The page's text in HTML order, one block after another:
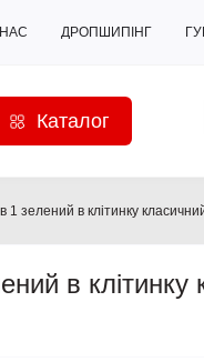
ДРОПШИПІНГ
Каталог
1 зелений в клітинку
в